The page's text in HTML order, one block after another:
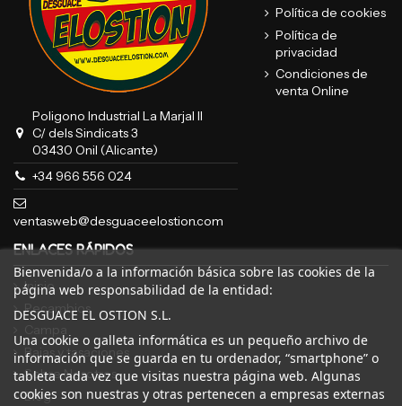
Poligono Industrial La Marjal II
C/ dels Sindicats 3
03430 Onil (Alicante)
+34 966 556 024
ventasweb@desguaceelostion.com
Política de cookies
Política de
privacidad
Condiciones de
venta Online
ENLACES RÁPIDOS
Inicio
Recambios
Bajas y tasaciones
Sobre Nosotros
Blog
Bienvenida/o a la información básica sobre las cookies de la
página web responsabilidad de la entidad:
DESGUACE EL OSTION S.L.
Una cookie o galleta informática es un pequeño archivo de
información que se guarda en tu ordenador, “smartphone” o
tableta cada vez que visitas nuestra página web. Algunas
cookies son nuestras y otras pertenecen a empresas externas